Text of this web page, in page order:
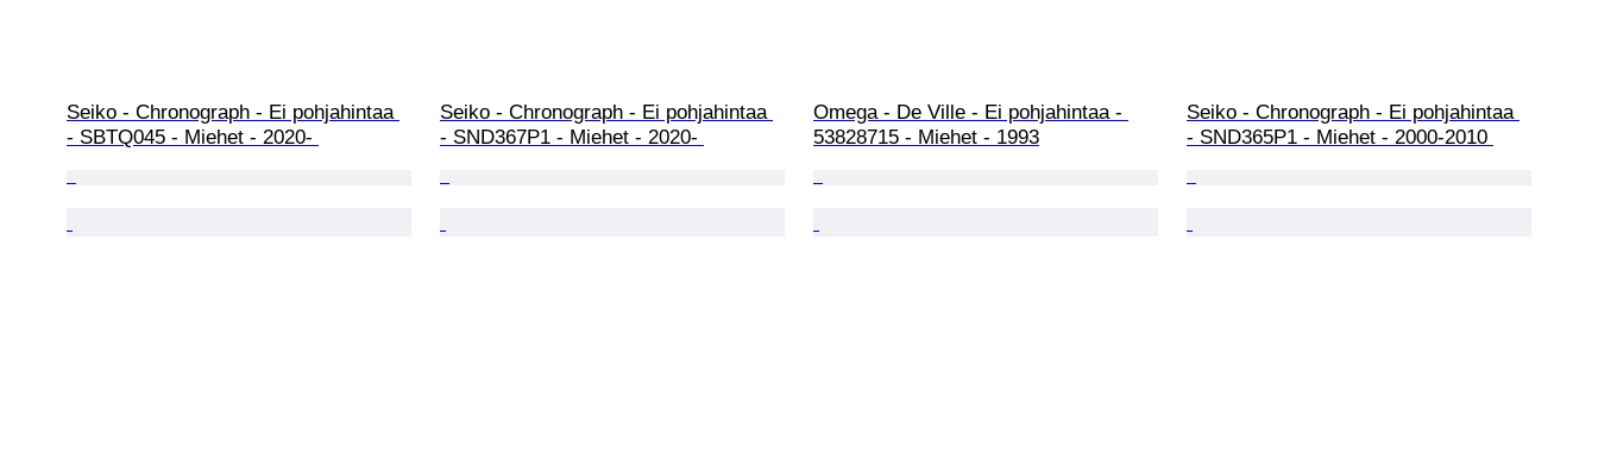
Seiko - Chronograph - Ei pohjahintaa
- SBTQ045 - Miehet - 2020-
Seiko - Chronograph - Ei pohjahintaa
- SND367P1 - Miehet - 2020-
Omega - De Ville - Ei pohjahintaa -
53828715 - Miehet - 1993
Seiko - Chronograph - Ei pohjahintaa
- SND365P1 - Miehet - 2000-2010